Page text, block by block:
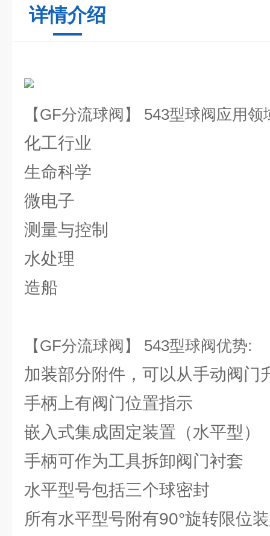
详情介绍
【GF分流球阀】 543型球阀应用领
化工行业
生命科学
微电子
测量与控制
水处理
造船
【GF分流球阀】 543型球阀优势:
加装部分附件，可以从手动阀门
手柄上有阀门位置指示
嵌入式集成固定装置（水平型）
手柄可作为工具拆卸阀门衬套
水平型号包括三个球密封
所有水平型号附有90°旋转限位